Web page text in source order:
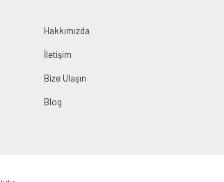
Hakkımızda
İletişim
Bize Ulaşın
Blog